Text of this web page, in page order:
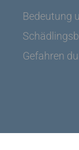
Bedeutung
Gefahren